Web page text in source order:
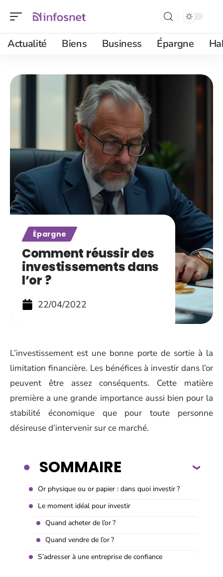
Actualité Biens Business Épargne
Épargne
Comment réussir des
investissements dans
l’or ?
22/04/2022
L’investissement est une bonne porte de sortie à la
limitation financière. Les bénéfices à investir dans l’or
peuvent être assez conséquents. Cette matière
première a une grande importance aussi bien pour la
stabilité économique que pour toute personne
désireuse d’intervenir sur ce marché.
SOMMAIRE
Or physique ou or papier : dans quoi investir ?
Le moment idéal pour investir
Quand acheter de l’or ?
Quand vendre de l’or ?
S’adresser à une entreprise de confiance